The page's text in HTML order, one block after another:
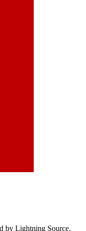
by Lightning Source.